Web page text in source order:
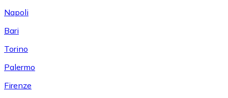
Napoli
Bari
Torino
Palermo
Firenze